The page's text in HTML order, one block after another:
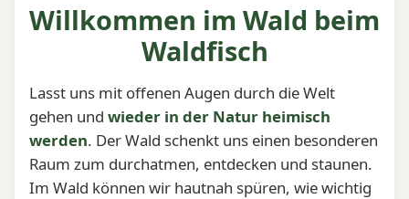
Willkommen im Wald beim
Waldfisch
Lasst uns mit offenen Augen durch die Welt
gehen und wieder in der Natur heimisch
werden. Der Wald schenkt uns einen besonderen
Raum zum durchatmen, entdecken und staunen.
Im Wald können wir hautnah spüren, wie wichtig